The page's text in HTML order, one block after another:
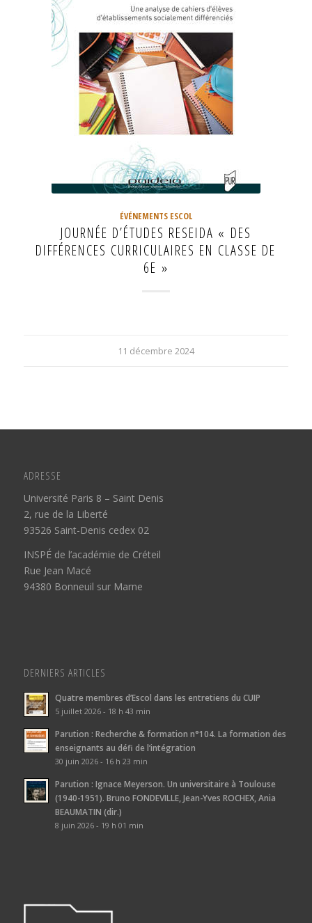
ÉVÉNEMENTS ESCOL
JOURNÉE D’ÉTUDES RESEIDA « DES
DIFFÉRENCES CURRICULAIRES EN CLASSE DE
6E »
11 décembre 2024
ADRESSE
Université Paris 8 – Saint Denis
2, rue de la Liberté
93526 Saint-Denis cedex 02
INSPÉ de l’académie de Créteil
Rue Jean Macé
94380 Bonneuil sur Marne
DERNIERS ARTICLES
Quatre membres d’Escol dans les entretiens du CUIP
5 juillet 2026 - 18 h 43 min
Parution : Recherche & formation n°104. La formation des
enseignants au défi de l’intégration
30 juin 2026 - 16 h 23 min
Parution : Ignace Meyerson. Un universitaire à Toulouse
(1940-1951). Bruno FONDEVILLE, Jean-Yves ROCHEX, Ania
BEAUMATIN (dir.)
8 juin 2026 - 19 h 01 min